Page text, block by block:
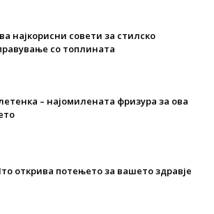
најкорисни совети за стилско
со топлината
– најомилената фризура за ова
открива потењето за вашето здравје